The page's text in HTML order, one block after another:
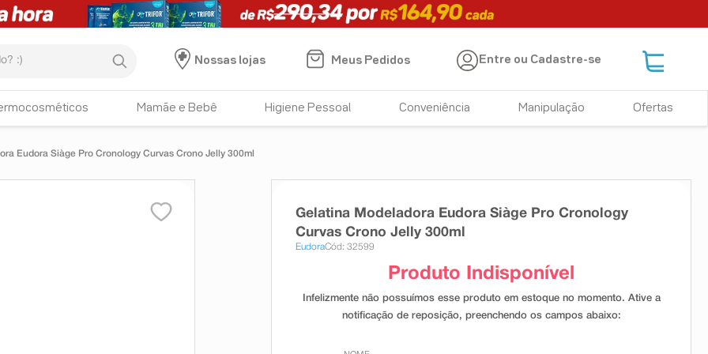
Nossas lojas
Meus Pedidos Entre ou Cadastre-se
Mamãe e Bebê Higiene Pessoal Conveniência Manipulação Ofertas
Eudora Siàge Pro Cronology Curvas Crono Jelly 300ml
Gelatina Modeladora Eudora Siàge Pro Cronology
Curvas Crono Jelly 300ml
EudoraCód: 32599